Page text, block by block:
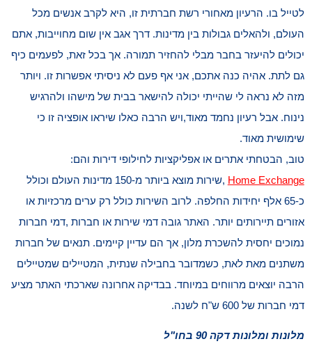
לטייל בו. הרעיון מאחורי רשת חברתית זו, היא לקרב אנשים מכל
העולם, ולהאלים גבולות בין מדינות. דרך אגב אין שום מחוייבות, אתם
יכולים להיעזר בחבר מבלי להחזיר תמורה. אך בכל זאת, לפעמים כיף
גם לתת. אהיה כנה אתכם, אני אף פעם לא ניסיתי אפשרות זו. ויותר
מזה לא נראה לי שהייתי יכולה להישאר בבית של מישהו ולהרגיש
נינוח. אבל רעיון נחמד מאוד,ויש הרבה כאלו שיראו אופציה זו כי
שימושית מאוד.
טוב, הבטחתי אתרים או אפליקציות לחילופי דירות והם:
Home Exchange
,שירות מוצא ביותר מ-150 מדינות העולם וכולל
כ-65 אלף יחידות החלפה. לרוב השירות כולל רק ערים מרכזיות או
אזורים תיירותים יותר. האתר גובה דמי שירות או חברות ,דמי חברות
נמוכים יחסית להשכרת מלון, אך הם עדיין קיימים. תנאים של חברות
משתנים מאת לאת, כשמדובר בחבילה שנתית, המטיילים שמטיילים
הרבה יוצאים מרווחים במיוחד. בבדיקה אחרונה שארכתי האתר מציע
דמי חברות של 600 ש"ח לשנה.
מלונות ומלונות דקה 90 בחו"ל